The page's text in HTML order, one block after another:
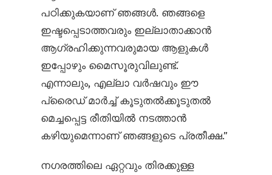
പഠിക്കുകയാണ് ഞങ്ങൾ. ഞങ്ങളെ
ഇഷ്ടപ്പെടാത്തവരും ഇല്ലാതാക്കാൻ
ആഗ്രഹിക്കുന്നവരുമായ ആളുകൾ
ഇപ്പോഴും മൈസൂരുവിലുണ്ട്.
എന്നാലും, എല്ലാ വർഷവും ഈ
പ്രൈഡ് മാർച്ച് കൂടുതൽക്കൂടുതൽ
മെച്ചപ്പെട്ട രീതിയിൽ നടത്താൻ
കഴിയുമെന്നാണ് ഞങ്ങളുടെ പ്രതീക്ഷ.”
നഗരത്തിലെ ഏറ്റവും തിരക്കുള്ള